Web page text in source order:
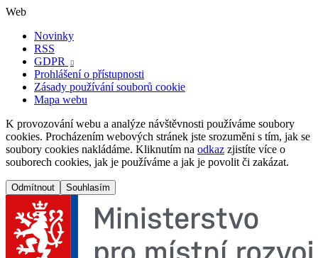
Web
Novinky
RSS
GDPR

Prohlášení o přístupnosti
Zásady používání souborů cookie
Mapa webu
K provozování webu a analýze návštěvnosti používáme soubory
cookies. Procházením webových stránek jste srozuměni s tím, jak se
soubory cookies nakládáme. Kliknutím na odkaz zjistíte více o
souborech cookies, jak je používáme a jak je povolit či zakázat.
Odmítnout Souhlasím